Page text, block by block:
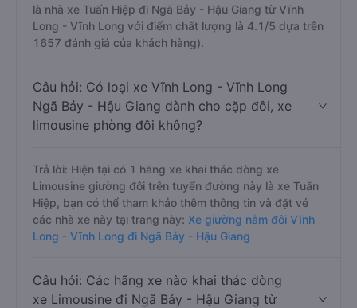
là nhà xe Tuấn Hiệp đi Ngã Bảy - Hậu Giang từ Vĩnh
Long - Vĩnh Long với điểm chất lượng là 4.1/5 dựa trên
1657 đánh giá của khách hàng).
Câu hỏi: Có loại xe Vĩnh Long - Vĩnh Long
Ngã Bảy - Hậu Giang dành cho cặp đôi, xe
limousine phòng đôi không?
Trả lời: Hiện tại có 1 hãng xe khai thác dòng xe
Limousine giường đôi trên tuyến đường này là xe Tuấn
Hiệp, bạn có thể tham khảo thêm thông tin và đặt vé
các nhà xe này tại trang này: Xe giường nằm đôi Vĩnh
Long - Vĩnh Long đi Ngã Bảy - Hậu Giang
Câu hỏi: Các hãng xe nào khai thác dòng
xe Limousine đi Ngã Bảy - Hậu Giang từ